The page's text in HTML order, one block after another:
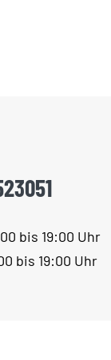
bis 19:00 Uhr
bis 19:00 Uhr